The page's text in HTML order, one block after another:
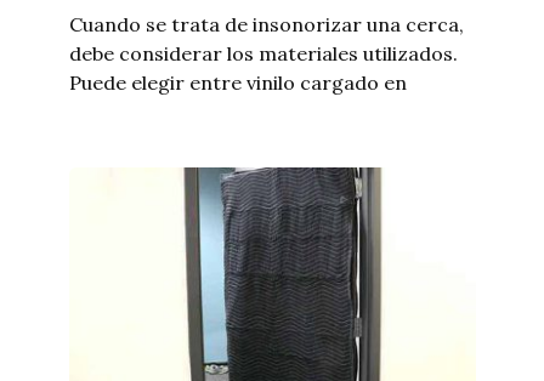
Cuando se trata de insonorizar una cerca,
debe considerar los materiales utilizados.
Puede elegir entre vinilo cargado en